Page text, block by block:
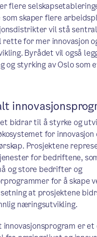
flere
som skaper flere
vil stå
rette for mer innovasjon
Byrådet vil også
og styrking av Oslo
bidrar til å styrke og
for innovasjon
Prosjektene
for bedriftene,
og store bedrifter og
for å skape
at prosjektene
næringsutvikling.
innovasjonsprogram er